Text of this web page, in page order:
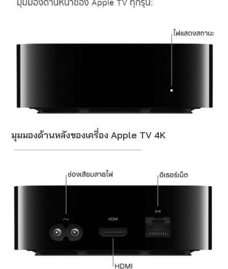
มุมมองด้านหลังของเครื่อง Apple TV 4K